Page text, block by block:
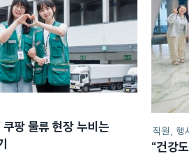
쿠팡 물류 현장 누비는
직원 행
“건강